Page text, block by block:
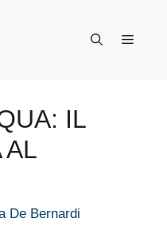
Menu
IL
AL
De Bernardi